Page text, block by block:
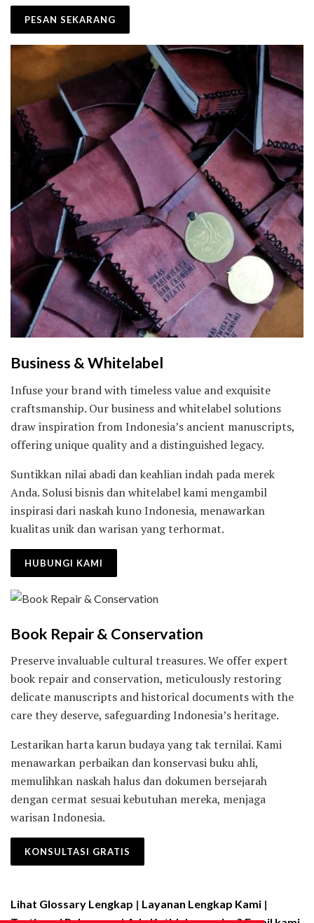
PESAN SEKARANG
Business & Whitelabel
Infuse your brand with timeless value and exquisite
craftsmanship. Our business and whitelabel solutions
draw inspiration from Indonesia’s ancient manuscripts,
offering unique quality and a distinguished legacy.
Suntikkan nilai abadi dan keahlian indah pada merek
Anda. Solusi bisnis dan whitelabel kami mengambil
inspirasi dari naskah kuno Indonesia, menawarkan
kualitas unik dan warisan yang terhormat.
HUBUNGI KAMI
Book Repair & Conservation
Preserve invaluable cultural treasures. We offer expert
book repair and conservation, meticulously restoring
delicate manuscripts and historical documents with the
care they deserve, safeguarding Indonesia’s heritage.
Lestarikan harta karun budaya yang tak ternilai. Kami
menawarkan perbaikan dan konservasi buku ahli,
memulihkan naskah halus dan dokumen bersejarah
dengan cermat sesuai kebutuhan mereka, menjaga
warisan Indonesia.
KONSULTASI GRATIS
Lihat Glossary Lengkap | Layanan Lengkap Kami |